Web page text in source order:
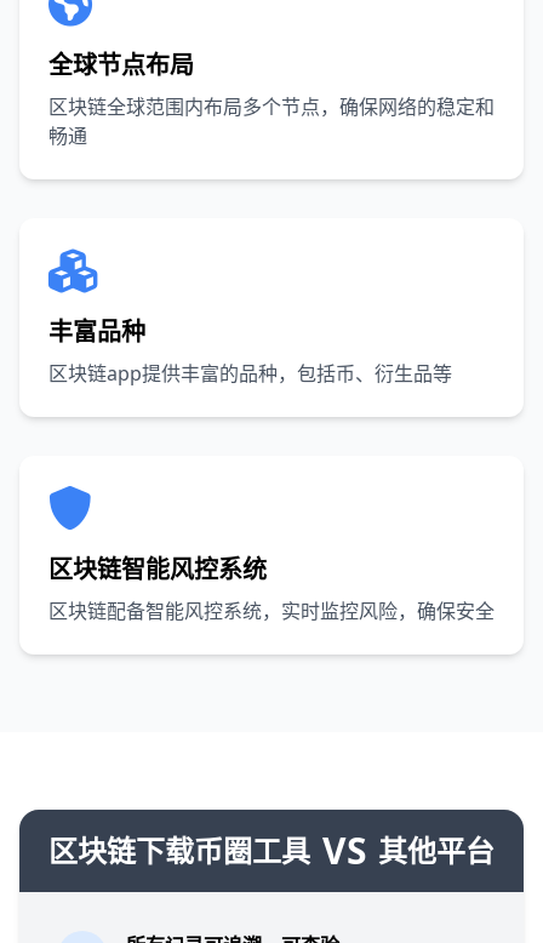
全球节点布局
区块链全球范围内布局多个节点，确保网络的稳定和
畅通
丰富品种
区块链app提供丰富的品种，包括币、衍生品等
区块链智能风控系统
区块链配备智能风控系统，实时监控风险，确保安全
区块链下载币圈工具 VS 其他平台